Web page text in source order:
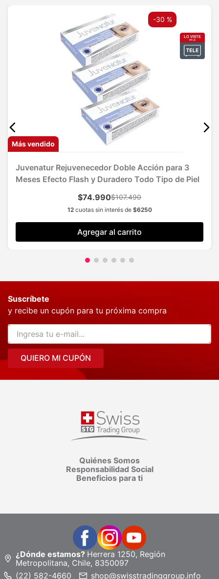
-30 %
Más vendido
Juvenatur Rejuvenecedor Doble Acción para 3
Meses Efecto Flash y Duradero Todo Tipo de Piel
$74.990$107.490
12cuotas sin interés de $6250
Agregar al carrito
Suscríbete
y recibe un cupón para tu próxima compra
QUIERO MI CUPÓN
Quiénes Somos
Responsabilidad Social
Beneficios para ti
¿Dónde estamos? Herrera 1250, Región
Metropolitana, Chile, 8350097
(22) 582-4660
shop@swisstradinggroup.info